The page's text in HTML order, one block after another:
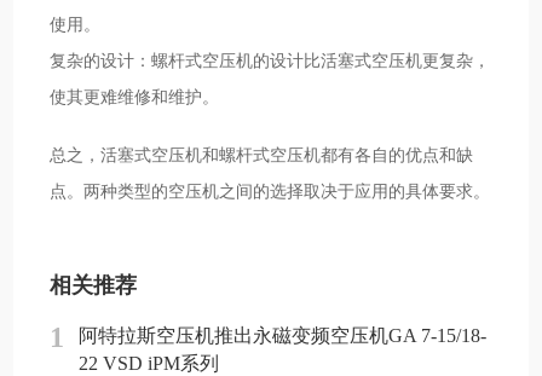
使用。
复杂的设计：螺杆式空压机的设计比活塞式空压机更复杂，
使其更难维修和维护。
总之，活塞式空压机和螺杆式空压机都有各自的优点和缺
点。两种类型的空压机之间的选择取决于应用的具体要求。
相关推荐
1
阿特拉斯空压机推出永磁变频空压机GA 7-15/18-
22 VSD iPM系列